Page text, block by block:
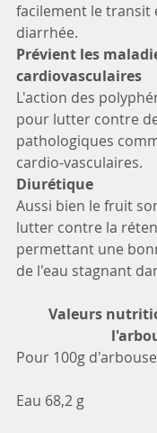
facilement le transit
diarrhée.
Prévient les
cardiovasculaires
L'action des
pour lutter contre
pathologiques
cardio-vasculaires.
Diurétique
Aussi bien le fruit
lutter contre la
permettant une
de l'eau stagnant
Valeurs
Pour 100g d'arbouse
Eau 68,2 g